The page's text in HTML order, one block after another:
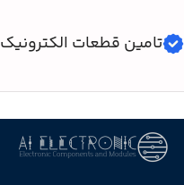
تامین قطعات الکترونیک